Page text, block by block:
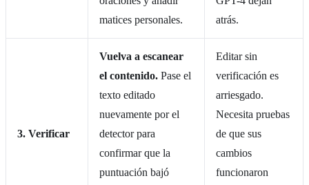
matices personales.
atrás.
3. Verificar
Vuelva a escanear
el contenido. Pase el
texto editado
nuevamente por el
detector para
confirmar que la
puntuación bajó
Editar sin
verificación es
arriesgado.
Necesita pruebas
de que sus
cambios
funcionaron